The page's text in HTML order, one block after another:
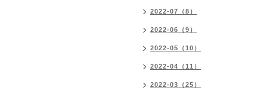
2022-07（8）
2022-06（9）
2022-05（10）
2022-04（11）
2022-03（25）